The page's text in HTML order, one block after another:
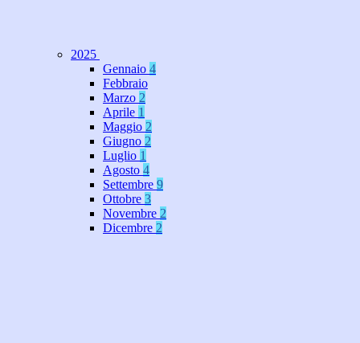
2025
Gennaio 4
Febbraio
Marzo 2
Aprile 1
Maggio 2
Giugno 2
Luglio 1
Agosto 4
Settembre 9
Ottobre 3
Novembre 2
Dicembre 2